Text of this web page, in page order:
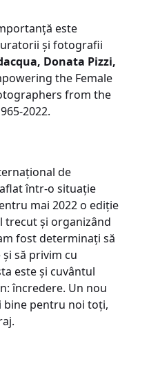
este
și fotografii
Donata Pizzi,
the Female
from the
2022.
de
într-o situație
mai 2022 o ediție
trecut și organizând
fost determinați să
să privim cu
este și cuvântul
încredere. Un nou
bine pentru noi toți,